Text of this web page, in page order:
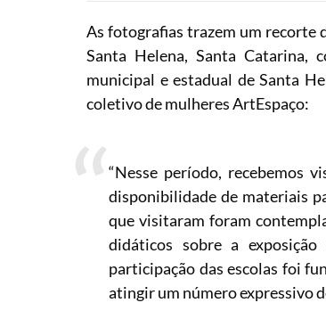
As fotografias trazem um recorte
Santa Helena, Santa Catarina,
municipal e estadual de Santa
coletivo de mulheres ArtEspaço:
“Nesse período, recebemos
disponibilidade de materiais
que visitaram foram
didáticos sobre a
participação das escolas foi
atingir um número expressivo